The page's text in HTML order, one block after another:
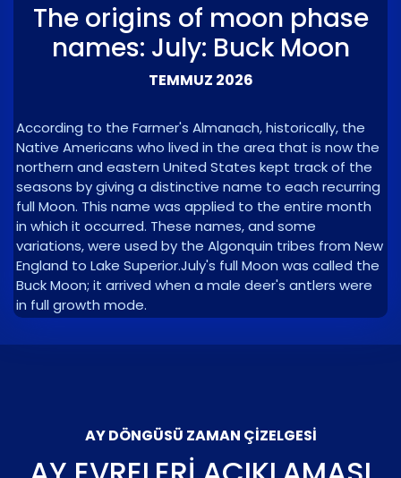
The origins of moon phase
names: July: Buck Moon
TEMMUZ 2026
According to the Farmer's Almanach, historically, the
Native Americans who lived in the area that is now the
northern and eastern United States kept track of the
seasons by giving a distinctive name to each recurring
full Moon. This name was applied to the entire month
in which it occurred. These names, and some
variations, were used by the Algonquin tribes from New
England to Lake Superior.July's full Moon was called the
Buck Moon; it arrived when a male deer's antlers were
in full growth mode.
AY DÖNGÜSÜ ZAMAN ÇIZELGESI